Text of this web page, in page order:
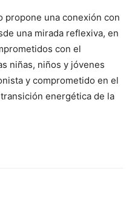
propone una conexión con
una mirada reflexiva, en
con el
niñas, niños y jóvenes
y comprometido en el
energética de la